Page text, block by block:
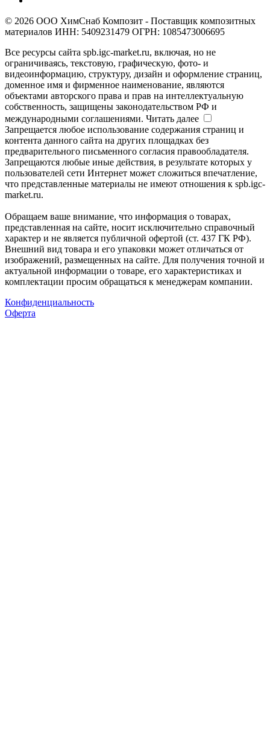
© 2026 ООО ХимСнаб Композит - Поставщик композитных
материалов ИНН: 5409231479 ОГРН: 1085473006695
Все ресурсы сайта spb.igc-market.ru, включая, но не
ограничиваясь, текстовую, графическую, фото- и
видеоинформацию, структуру, дизайн и оформление страниц,
доменное имя и фирменное наименование, являются
объектами авторского права и прав на интеллектуальную
собственность, защищены законодательством РФ и
международными соглашениями. Читать далее
Запрещается любое использование содержания страниц и
контента данного сайта на других площадках без
предварительного письменного согласия правообладателя.
Запрещаются любые иные действия, в результате которых у
пользователей сети Интернет может сложиться впечатление,
что представленные материалы не имеют отношения к spb.igc-
market.ru.
Обращаем ваше внимание, что информация о товарах,
представленная на сайте, носит исключительно справочный
характер и не является публичной офертой (ст. 437 ГК РФ).
Внешний вид товара и его упаковки может отличаться от
изображений, размещенных на сайте. Для получения точной и
актуальной информации о товаре, его характеристиках и
комплектации просим обращаться к менеджерам компании.
Конфиденциальность
Оферта